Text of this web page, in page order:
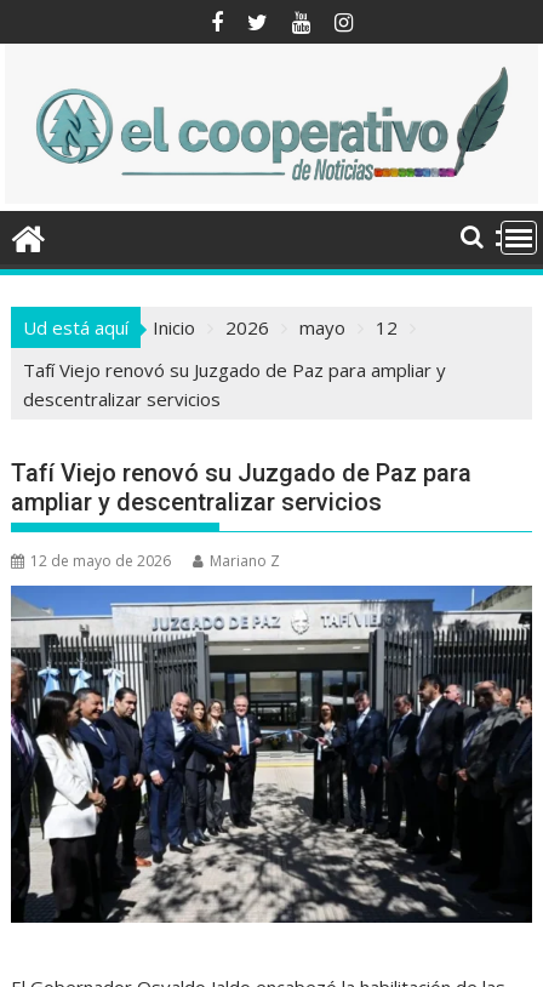
al
Ud está aquí Inicio 2026 mayo
12
Tafí Viejo renovó su Juzgado de Paz para ampliar y
descentralizar servicios
Tafí Viejo renovó su Juzgado de Paz para
ampliar y descentralizar servicios
12 de mayo de 2026 Mariano Z